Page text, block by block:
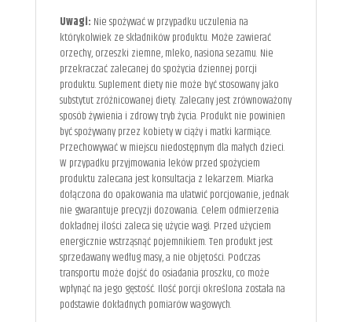
Uwagi: Nie spożywać w przypadku uczulenia na
którykolwiek ze składników produktu. Może zawierać
orzechy, orzeszki ziemne, mleko, nasiona sezamu. Nie
przekraczać zalecanej do spożycia dziennej porcji
produktu. Suplement diety nie może być stosowany jako
substytut zróżnicowanej diety. Zalecany jest zrównoważony
sposób żywienia i zdrowy tryb życia. Produkt nie powinien
być spożywany przez kobiety w ciąży i matki karmiące.
Przechowywać w miejscu niedostępnym dla małych dzieci.
W przypadku przyjmowania leków przed spożyciem
produktu zalecana jest konsultacja z lekarzem. Miarka
dołączona do opakowania ma ułatwić porcjowanie, jednak
nie gwarantuje precyzji dozowania. Celem odmierzenia
dokładnej ilości zaleca się użycie wagi. Przed użyciem
energicznie wstrząsnąć pojemnikiem. Ten produkt jest
sprzedawany według masy, a nie objętości. Podczas
transportu może dojść do osiadania proszku, co może
wpłynąć na jego gęstość. Ilość porcji określona została na
podstawie dokładnych pomiarów wagowych.